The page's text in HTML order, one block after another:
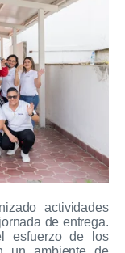
actividades
de entrega.
esfuerzo de los